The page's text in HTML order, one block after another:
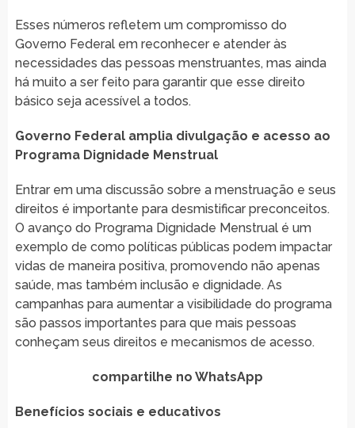
Esses números refletem um compromisso do
Governo Federal em reconhecer e atender às
necessidades das pessoas menstruantes, mas ainda
há muito a ser feito para garantir que esse direito
básico seja acessível a todos.
Governo Federal amplia divulgação e acesso ao
Programa Dignidade Menstrual
Entrar em uma discussão sobre a menstruação e seus
direitos é importante para desmistificar preconceitos.
O avanço do Programa Dignidade Menstrual é um
exemplo de como políticas públicas podem impactar
vidas de maneira positiva, promovendo não apenas
saúde, mas também inclusão e dignidade. As
campanhas para aumentar a visibilidade do programa
são passos importantes para que mais pessoas
conheçam seus direitos e mecanismos de acesso.
compartilhe no WhatsApp
Benefícios sociais e educativos